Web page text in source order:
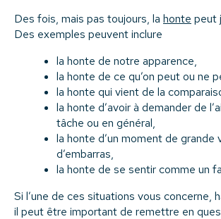
Des fois, mais pas toujours, la honte peut
Des exemples peuvent inclure
la honte de notre apparence,
la honte de ce qu’on peut ou ne
la honte qui vient de la
la honte d’avoir à demander de
tâche ou en général,
la honte d’un moment de grande
d’embarras,
la honte de se sentir comme un
Si l’une de ces situations vous concerne,
il peut être important de remettre en